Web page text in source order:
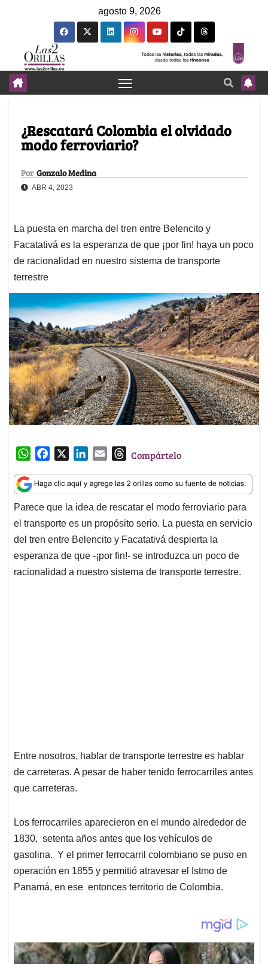
agosto 9, 2026
¿Rescatará Colombia el olvidado
modo ferroviario?
Por Gonzalo Medina
ABR 4, 2023
La puesta en marcha del tren entre Belencito y
Facatativá es la esperanza de que ¡por fin! haya un poco
de racionalidad en nuestro sistema de transporte
terrestre
W
a
t
s
A
p
p
c
e
b
o
o
k
n
k
e
d
I
n
a
i
T
r
e
a
d
s
Compártelo
Parece que la idea de rescatar el modo ferroviario para
el transporte es un propósito serio. La puesta en servicio
del tren entre Belencito y Facatativá despierta la
esperanza de que -¡por fin!- se introduzca un poco de
racionalidad a nuestro sistema de transporte terrestre.
Entre nosotros, hablar de transporte terrestre es hablar
de carreteras. A pesar de haber tenido ferrocarriles antes
que carreteras.
Los ferrocarriles aparecieron en el mundo alrededor de
1830, setenta años antes que los vehículos de
gasolina. Y el primer ferrocarril colombiano se puso en
operación en 1855 y permitió atravesar el Istmo de
Panamá, en ese entonces territorio de Colombia.